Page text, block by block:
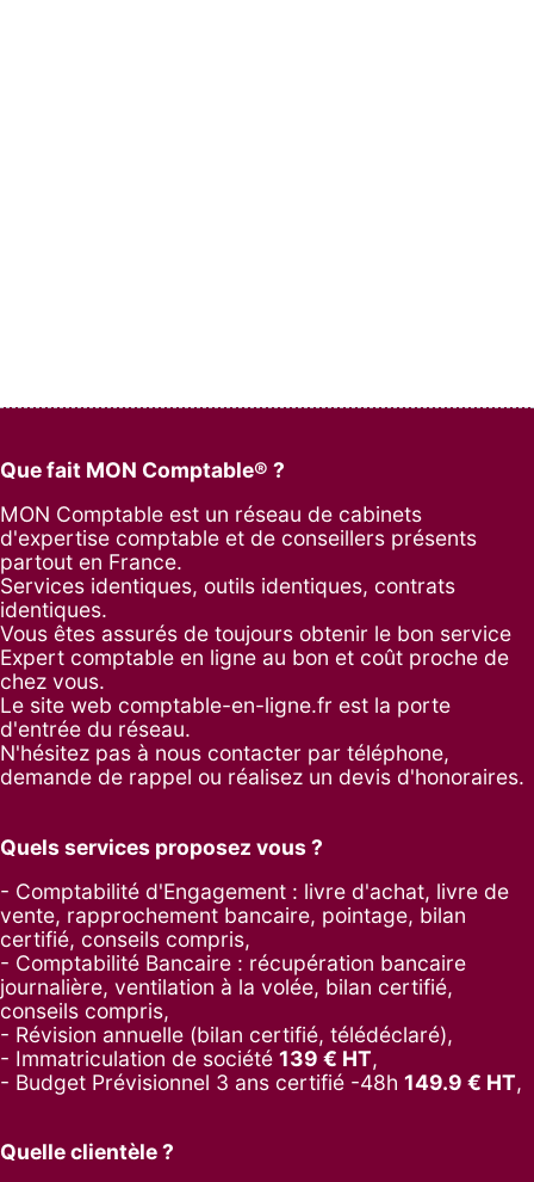
Que fait MON Comptable® ?
MON Comptable est un réseau de cabinets
d'expertise comptable et de conseillers présents
partout en France.
Services identiques, outils identiques, contrats
identiques.
Vous êtes assurés de toujours obtenir le bon service
Expert comptable en ligne au bon et coût proche de
chez vous.
Le site web comptable-en-ligne.fr est la porte
d'entrée du réseau.
N'hésitez pas à nous contacter par téléphone,
demande de rappel ou réalisez un devis d'honoraires.
Quels services proposez vous ?
- Comptabilité d'Engagement : livre d'achat, livre de
vente, rapprochement bancaire, pointage, bilan
certifié, conseils compris,
- Comptabilité Bancaire : récupération bancaire
journalière, ventilation à la volée, bilan certifié,
conseils compris,
- Révision annuelle (bilan certifié, télédéclaré),
- Immatriculation de société 139 € HT,
- Budget Prévisionnel 3 ans certifié -48h 149.9 € HT,
Quelle clientèle ?